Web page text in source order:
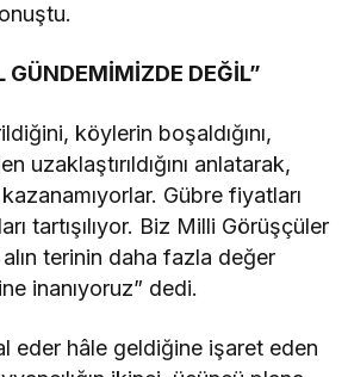
GÜNDEMİMİZDE DEĞİL”
köylerin boşaldığını,
uzaklaştırıldığını anlatarak,
Gübre fiyatları
tartışılıyor. Biz Milli Görüşçüler
terinin daha fazla değer
inanıyoruz” dedi.
eder hâle geldiğine işaret eden